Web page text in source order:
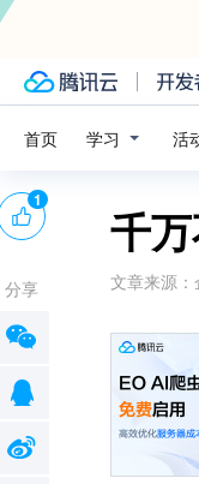
首页 学习 活
千
文章来源：
1
分享